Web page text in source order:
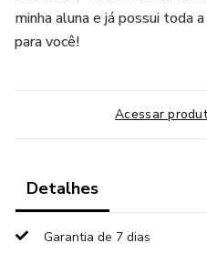
minha aluna e já possui toda
para você!
Acessar
Detalhes
Garantia de 7 dias